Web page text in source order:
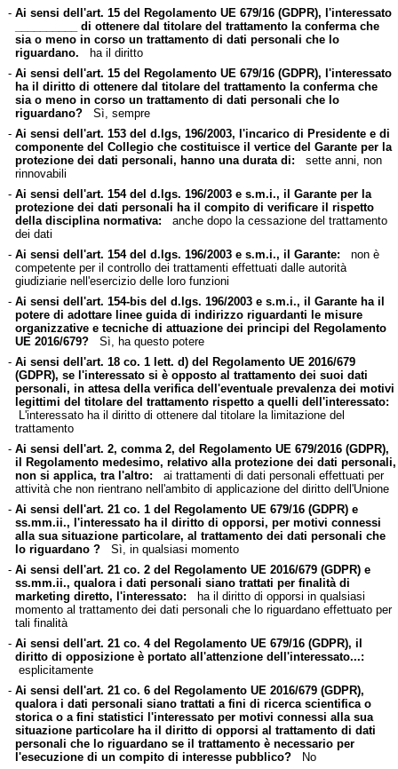
- Ai sensi dell'art. 15 del Regolamento UE 679/16 (GDPR), l'interessato
__________ di ottenere dal titolare del trattamento la conferma che
sia o meno in corso un trattamento di dati personali che lo
riguardano. ha il diritto
- Ai sensi dell'art. 15 del Regolamento UE 679/16 (GDPR), l'interessato
ha il diritto di ottenere dal titolare del trattamento la conferma che
sia o meno in corso un trattamento di dati personali che lo
riguardano?Sì, sempre
- Ai sensi dell'art. 153 del d.lgs, 196/2003, l'incarico di Presidente e di
componente del Collegio che costituisce il vertice del Garante per la
protezione dei dati personali, hanno una durata di: sette anni, non
rinnovabili
- Ai sensi dell'art. 154 del d.lgs. 196/2003 e s.m.i., il Garante per la
protezione dei dati personali ha il compito di verificare il rispetto
della disciplina normativa: anche dopo la cessazione del trattamento
dei dati
- Ai sensi dell'art. 154 del d.lgs. 196/2003 e s.m.i., il Garante: non è
competente per il controllo dei trattamenti effettuati dalle autorità
giudiziarie nell'esercizio delle loro funzioni
- Ai sensi dell'art. 154-bis del d.lgs. 196/2003 e s.m.i., il Garante ha il
potere di adottare linee guida di indirizzo riguardanti le misure
organizzative e tecniche di attuazione dei principi del Regolamento
UE 2016/679?Sì, ha questo potere
- Ai sensi dell'art. 18 co. 1 lett. d) del Regolamento UE 2016/679
(GDPR), se l'interessato si è opposto al trattamento dei suoi dati
personali, in attesa della verifica dell'eventuale prevalenza dei motivi
legittimi del titolare del trattamento rispetto a quelli dell'interessato:
L'interessato ha il diritto di ottenere dal titolare la limitazione del
trattamento
- Ai sensi dell'art. 2, comma 2, del Regolamento UE 679/2016 (GDPR),
il Regolamento medesimo, relativo alla protezione dei dati personali,
non si applica, tra l'altro: ai trattamenti di dati personali effettuati per
attività che non rientrano nell'ambito di applicazione del diritto dell'Unione
- Ai sensi dell'art. 21 co. 1 del Regolamento UE 679/16 (GDPR) e
ss.mm.ii., l'interessato ha il diritto di opporsi, per motivi connessi
alla sua situazione particolare, al trattamento dei dati personali che
lo riguardano ?Sì, in qualsiasi momento
- Ai sensi dell'art. 21 co. 2 del Regolamento UE 2016/679 (GDPR) e
ss.mm.ii., qualora i dati personali siano trattati per finalità di
marketing diretto, l'interessato: ha il diritto di opporsi in qualsiasi
momento al trattamento dei dati personali che lo riguardano effettuato per
tali finalità
- Ai sensi dell'art. 21 co. 4 del Regolamento UE 679/16 (GDPR), il
diritto di opposizione è portato all'attenzione dell'interessato...:
esplicitamente
- Ai sensi dell'art. 21 co. 6 del Regolamento UE 2016/679 (GDPR),
qualora i dati personali siano trattati a fini di ricerca scientifica o
storica o a fini statistici l'interessato per motivi connessi alla sua
situazione particolare ha il diritto di opporsi al trattamento di dati
personali che lo riguardano se il trattamento è necessario per
l'esecuzione di un compito di interesse pubblico?No